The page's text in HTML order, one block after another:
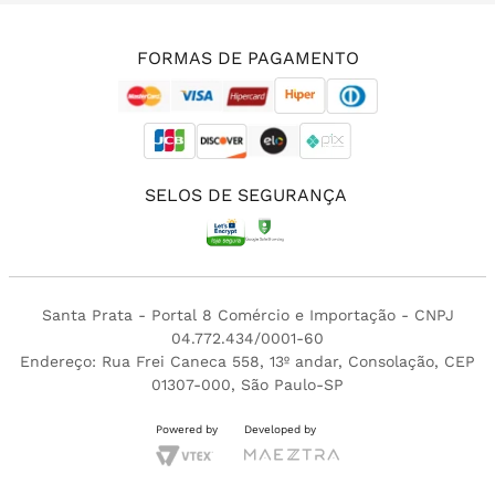
FORMAS DE PAGAMENTO
SELOS DE SEGURANÇA
Santa Prata - Portal 8 Comércio e Importação - CNPJ
04.772.434/0001-60
Endereço: Rua Frei Caneca 558, 13º andar, Consolação, CEP
01307-000, São Paulo-SP
Powered by Developed by